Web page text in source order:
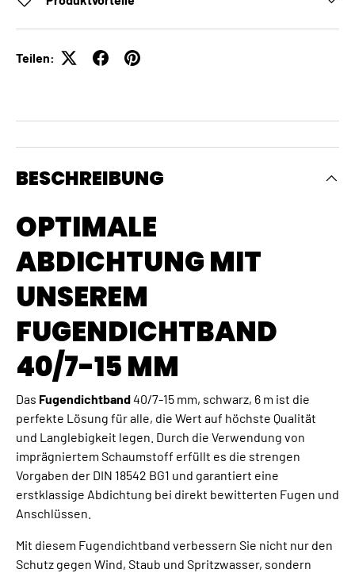
Teilen:
BESCHREIBUNG
OPTIMALE
ABDICHTUNG MIT
UNSEREM
FUGENDICHTBAND
40/7-15 MM
Das Fugendichtband40/7-15 mm, schwarz, 6 m ist die
perfekte Lösung für alle, die Wert auf höchste Qualität
und Langlebigkeit legen. Durch die Verwendung von
imprägniertem Schaumstoff erfüllt es die strengen
Vorgaben der DIN 18542 BG1 und garantiert eine
erstklassige Abdichtung bei direkt bewitterten Fugen und
Anschlüssen.
Mit diesem Fugendichtband verbessern Sie nicht nur den
Schutz gegen Wind, Staub und Spritzwasser, sondern